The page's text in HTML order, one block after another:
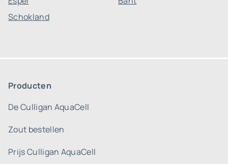
Schokland
Producten
De Culligan AquaCell
Zout bestellen
Prijs Culligan AquaCell